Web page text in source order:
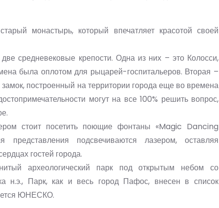
монастырь, который впечатляет красотой своей
средневековые крепости. Одна из них – это Колосси,
была оплотом для рыцарей-госпитальеров. Вторая –
построенный на территории города еще во времена
могут на все 100% решить вопрос,
стоит посетить поющие фонтаны «Magic Dancing
подсвечиваются лазером, оставляя
гостей города.
археологический парк под открытым небом со
н.э., Парк, как и весь город Пафос, внесен в список
ЮНЕСКО.